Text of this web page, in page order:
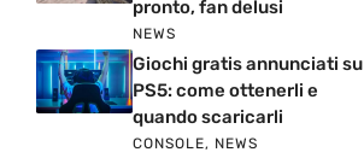
pronto, fan delusi
NEWS
Giochi gratis annunciati su
PS5: come ottenerli e
quando scaricarli
CONSOLE, NEWS